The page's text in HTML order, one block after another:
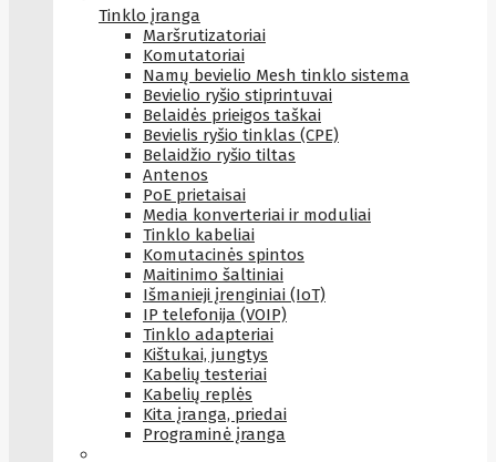
Tinklo įranga
Maršrutizatoriai
Komutatoriai
Namų bevielio Mesh tinklo sistema
Bevielio ryšio stiprintuvai
Belaidės prieigos taškai
Bevielis ryšio tinklas (CPE)
Belaidžio ryšio tiltas
Antenos
PoE prietaisai
Media konverteriai ir moduliai
Tinklo kabeliai
Komutacinės spintos
Maitinimo šaltiniai
Išmanieji įrenginiai (IoT)
IP telefonija (VOIP)
Tinklo adapteriai
Kištukai, jungtys
Kabelių testeriai
Kabelių replės
Kita įranga, priedai
Programinė įranga